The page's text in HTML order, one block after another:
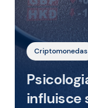
Criptomonedas
influisce